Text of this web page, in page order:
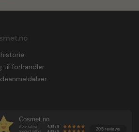
til forhandler
Cosmet.no
store rating
4.89 / 5
product rating
4.89 / 5 205 reviews